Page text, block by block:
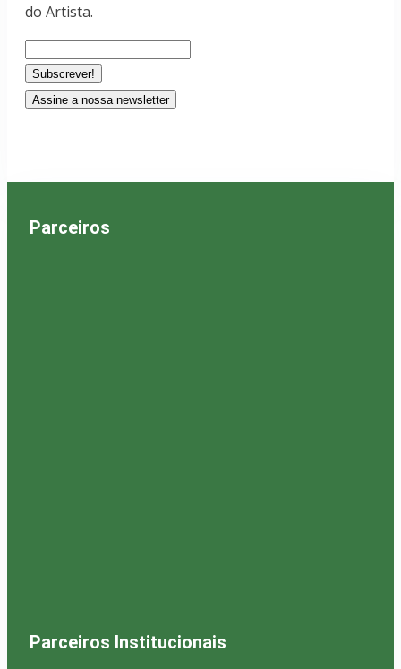
do Artista.
Assine a nossa newsletter
Parceiros
Parceiros Institucionais